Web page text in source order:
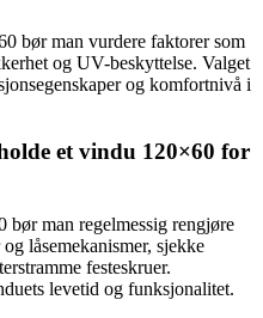
bør man vurdere faktorer som
og UV-beskyttelse. Valget
og komfortnivå i
et vindu 120×60 for
man regelmessig rengjøre
låsemekanismer, sjekke
festeskruer.
levetid og funksjonalitet.